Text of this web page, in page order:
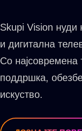
Skupi Vision нуди
и дигитална
Со најсовремена
поддршка,
искуство.